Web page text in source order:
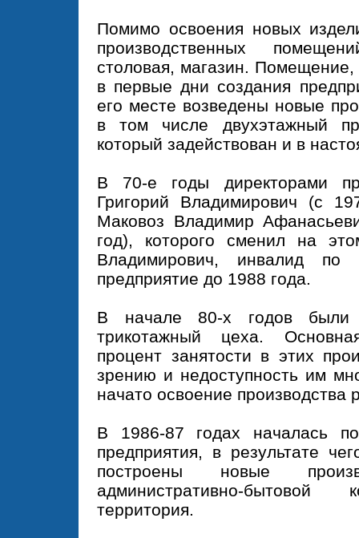
Помимо освоения новых
производственных
столовая, магазин.
в первые дни создания
его месте возведены новые
в том числе двухэтажный
который задействован и в
В 70-е годы директорами
Григорий Владимирович (с
Маковоз Владимир
год), которого сменил на
Владимирович, инвалид по
предприятие до 1988 года.
В начале 80-х годов были
трикотажный цеха.
процент занятости в этих
зрению и недоступность им
начато освоение производства
В 1986-87 годах началась
предприятия, в результате
построены новые
административно-бытовой
территория.